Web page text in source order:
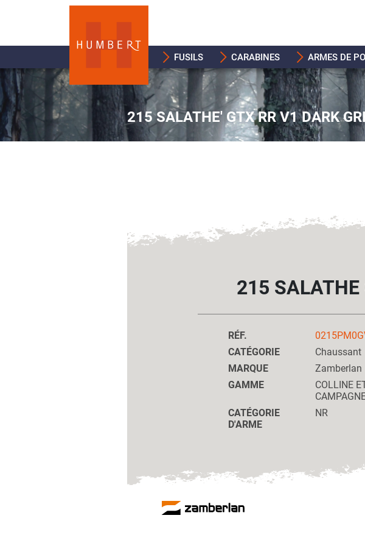
FUSILS CARABINES ARMES DE
215 SALATHE' GTX RR V1 DARK
215 SALATHE
RÉF.
CATÉGORIE
Chaussant
MARQUE
Zamberlan
GAMME
COLLINE
CATÉGORIE
D'ARME
NR